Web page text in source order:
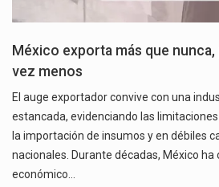
México exporta más que
vez menos
El auge exportador convive con una
estancada, evidenciando las
la importación de insumos y en débiles
nacionales. Durante décadas, México ha
económico…